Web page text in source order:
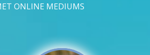
ONLINE MEDIUMS